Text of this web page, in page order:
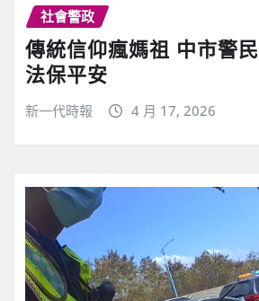
社會警政
傳統信仰瘋媽祖 中市警
法保平安
新一代時報 4 月 17, 2026